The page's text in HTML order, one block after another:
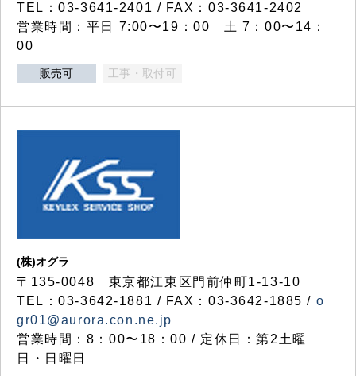
TEL：03-3641-2401 / FAX：03-3641-2402
営業時間：平日 7:00〜19：00 土 7：00〜14：
00
販売可 工事・取付可
(株)オグラ
〒135-0048 東京都江東区門前仲町1-13-10
TEL：03-3642-1881 / FAX：03-3642-1885 / o
gr01@aurora.con.ne.jp
営業時間：8：00〜18：00 / 定休日：第2土曜
日・日曜日